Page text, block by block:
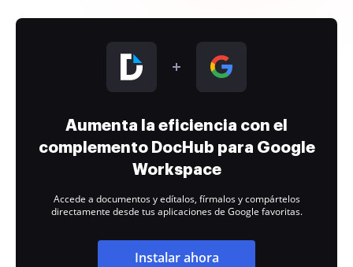
Aumenta la eficiencia con el
complemento DocHub para Google
Workspace
Accede a documentos y edítalos, fírmalos y compártelos
directamente desde tus aplicaciones de Google favoritas.
Instalar ahora